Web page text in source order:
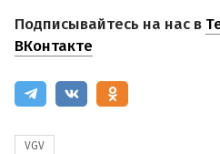
Подписывайтесь на нас в
ВКонтакте
VGV